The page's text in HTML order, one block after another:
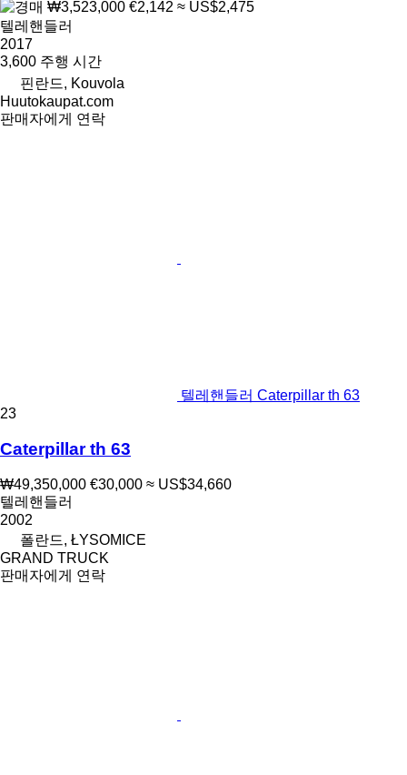
₩3,523,000 €2,142 ≈ US$2,475
텔레핸들러
2017
3,600 주행 시간
핀란드, Kouvola
Huutokaupat.com
판매자에게 연락
텔레핸들러 Caterpillar th 63
23
Caterpillar th 63
₩49,350,000 €30,000 ≈ US$34,660
텔레핸들러
2002
폴란드, ŁYSOMICE
GRAND TRUCK
판매자에게 연락